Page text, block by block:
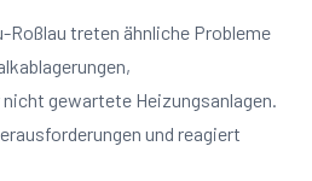
Roßlau treten ähnliche Probleme
gewartete Heizungsanlagen.
und reagiert